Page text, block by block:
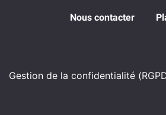
Nous contacter
Gestion de la confidentialité